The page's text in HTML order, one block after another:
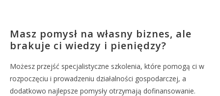
Masz pomysł na własny biznes, ale
brakuje ci wiedzy i pieniędzy?
Możesz przejść specjalistyczne szkolenia, które pomogą ci w
rozpoczęciu i prowadzeniu działalności gospodarczej, a
dodatkowo najlepsze pomysły otrzymają dofinansowanie.